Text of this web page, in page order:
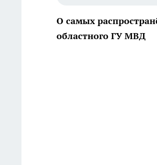
О самых
областного ГУ МВД